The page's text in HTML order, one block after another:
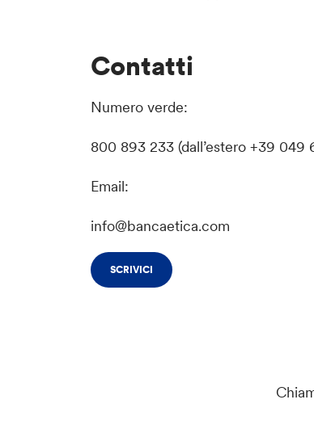
Contatti
Numero verde:
800 893 233 (dall’estero +39 049
Email:
info@bancaetica.com
SCRIVICI